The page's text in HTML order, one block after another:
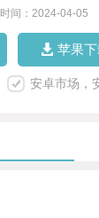
时间：2024-04-05
苹果
安卓市场，